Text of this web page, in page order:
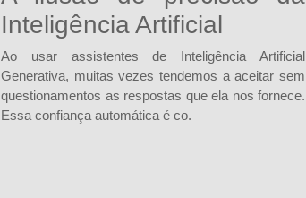
Inteligência Artificial
Ao usar assistentes de Inteligência Artificial
Generativa, muitas vezes tendemos a aceitar sem
questionamentos as respostas que ela nos fornece.
Essa confiança automática é co.